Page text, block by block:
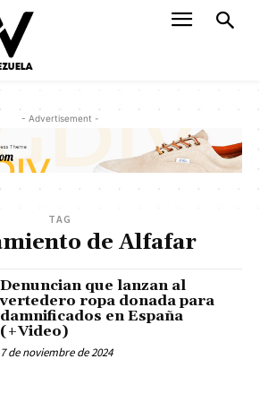
- Advertisement -
TAG
de Alfafar
Denuncian que lanzan al
vertedero ropa donada para
damnificados en España
(+Video)
7 de noviembre de 2024